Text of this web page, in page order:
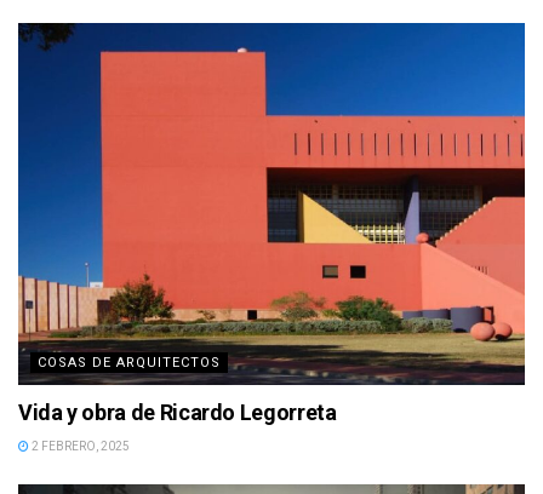
COSAS DE ARQUITECTOS
Vida y obra de Ricardo Legorreta
2 FEBRERO, 2025